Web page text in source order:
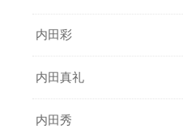
内田彩
内田真礼
内田秀